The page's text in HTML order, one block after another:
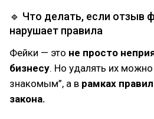
🔹 Что делать, если отзыв
нарушает правила
Фейки — это не просто
бизнесу. Но удалять их можно
знакомым”, а в рамках
закона.